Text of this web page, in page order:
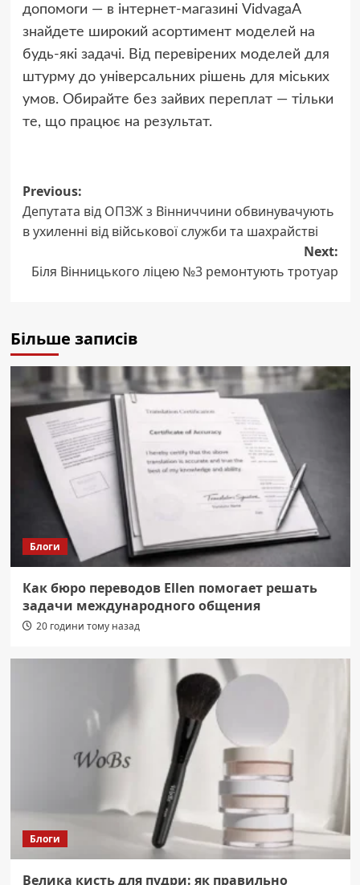
допомоги — в інтернет-магазині VidvagaA
знайдете широкий асортимент моделей на
будь-які задачі. Від перевірених моделей для
штурму до універсальних рішень для міських
умов. Обирайте без зайвих переплат — тільки
те, що працює на результат.
Post
navigation
Previous:
Депутата від ОПЗЖ з Вінниччини обвинувачують
в ухиленні від військової служби та шахрайстві
Next:
Біля Вінницького ліцею №3 ремонтують тротуар
Більше записів
Блоги
Как бюро переводов Ellen помогает решать
задачи международного общения
20 години тому назад
Блоги
Велика кисть для пудри: як правильно